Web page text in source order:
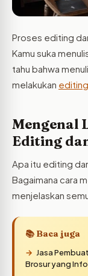
Proses editing
Kamu suka
tahu bahwa
melakukan
Mengenal
Editing
Apa itu editing
Bagaimana cara
menjelaskan
📚 Baca juga
Jasa
Brosur yang